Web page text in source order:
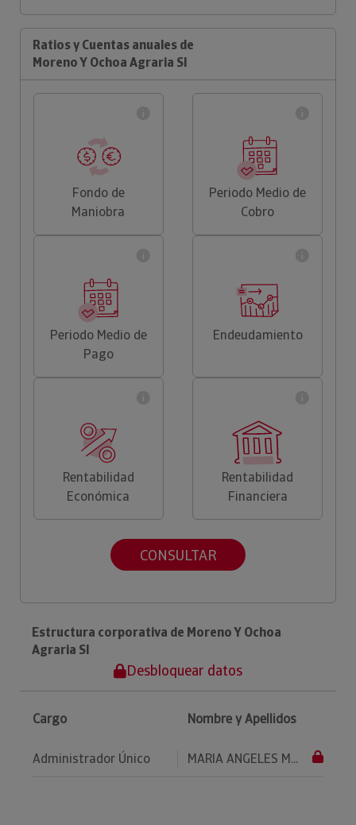
Ratios y Cuentas anuales de
Moreno Y Ochoa Agraria Sl
Fondo de
Maniobra
Periodo Medio de
Cobro
Periodo Medio de
Pago
Endeudamiento
Rentabilidad
Económica
Rentabilidad
Financiera
CONSULTAR
Estructura corporativa de Moreno Y Ochoa
Agraria Sl
Desbloquear datos
Cargo Nombre y Apellidos
Administrador Único MARIA ANGELES M...